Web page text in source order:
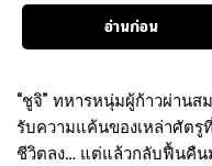
อ่านก่อน
“ชูจิ” ทหารหนุ่มผู้ก้าวผ่าน
รับความแค้นของเหล่าศัตรู
ชีวิตลง… แต่แล้วกลับฟื้นคืนม